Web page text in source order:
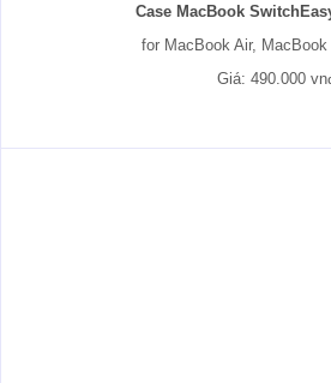
Case MacBook
for MacBook Air,
Giá: 490.000